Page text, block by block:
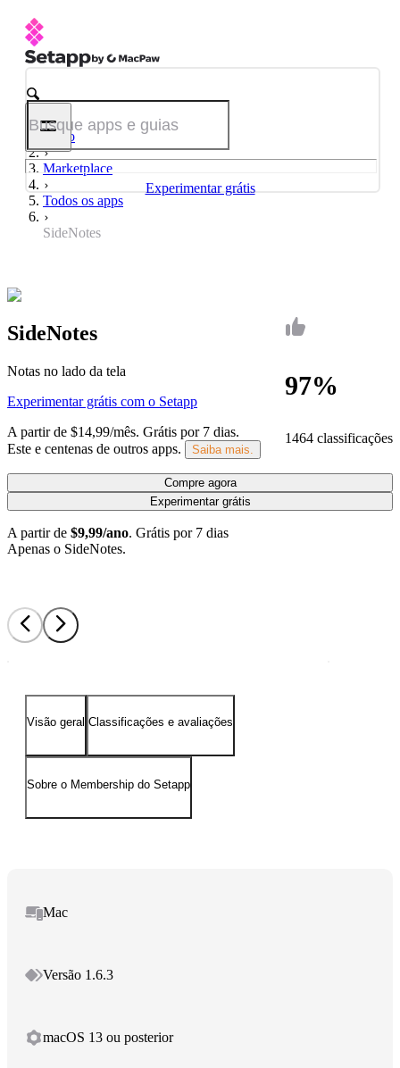
Experimentar grátis
Início
Marketplace
Todos os apps
SideNotes
97%
1464 classificações
SideNotes
Notas no lado da tela
Experimentar grátis com o Setapp
A partir de $14,99/mês. Grátis por 7 dias.
Este e centenas de outros apps.
Saiba mais.
Compre agora
Experimentar grátis
A partir de $9,99/ano. Grátis por 7 dias
Apenas o SideNotes.
Visão geral Classificações e avaliações
Sobre o Membership do Setapp
Mac
Versão 1.6.3
macOS 13 ou posterior